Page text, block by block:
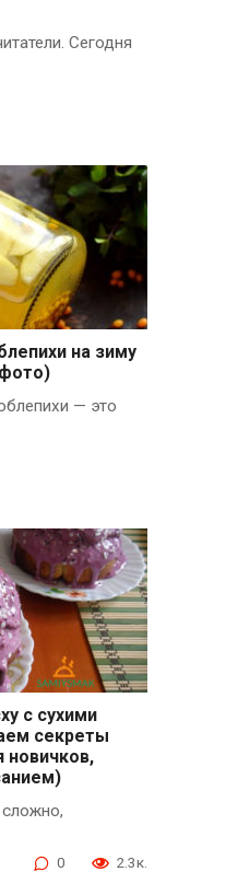
Сегодня
на зиму
— это
с сухими
секреты
новичков,
0 2.3к.